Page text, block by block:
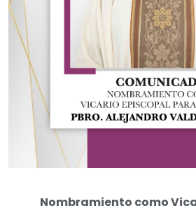
Nombramiento como